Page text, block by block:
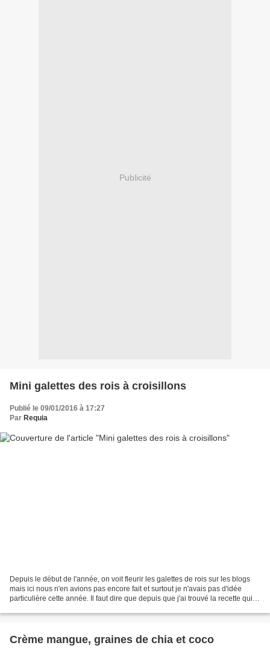
Publicité
Mini galettes des rois à croisillons
Publié le 09/01/2016 à 17:27
Par Requia
Depuis le début de l'année, on voit fleurir les galettes de rois sur les blogs
mais ici nous n'en avions pas encore fait et surtout je n'avais pas d'idée
particulière cette année. Il faut dire que depuis que j'ai trouvé la recette qui
Crème mangue, graines de chia et coco